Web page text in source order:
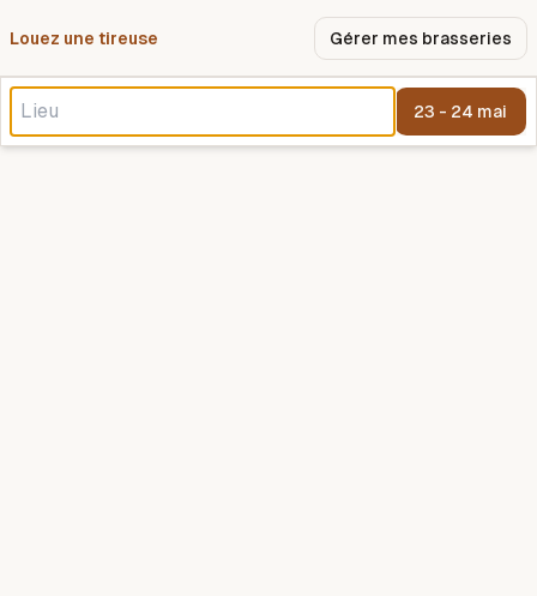
Louez une tireuse Gérer mes brasseries
23 - 24 mai